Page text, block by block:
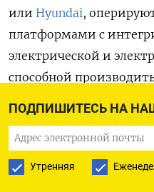
ПОДПИШИТЕСЬ НА
Утренняя
или Hyundai,
платформами с
электрической и
способной
ежегодно, и активно
и иные